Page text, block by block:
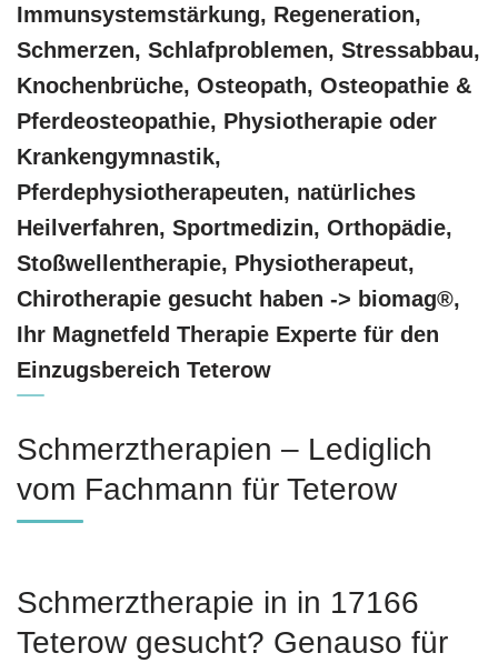
Immunsystemstärkung, Regeneration,
Schmerzen, Schlafproblemen, Stressabbau,
Knochenbrüche, Osteopath, Osteopathie &
Pferdeosteopathie, Physiotherapie oder
Krankengymnastik,
Pferdephysiotherapeuten, natürliches
Heilverfahren, Sportmedizin, Orthopädie,
Stoßwellentherapie, Physiotherapeut,
Chirotherapie gesucht haben -> biomag®,
Ihr Magnetfeld Therapie Experte für den
Einzugsbereich Teterow
Schmerztherapien – Lediglich
vom Fachmann für Teterow
Schmerztherapie in in 17166
Teterow gesucht? Genauso für